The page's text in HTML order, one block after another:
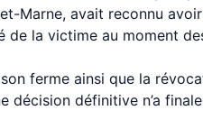
Marne, avait reconnu
de la victime au moment
ferme ainsi que la
décision définitive n’a